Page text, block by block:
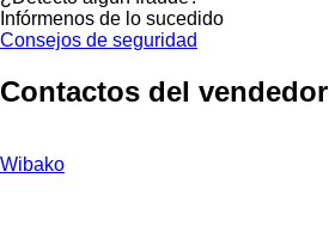
Infórmenos de lo sucedido
Consejos de seguridad
Contactos del vendedor
Wibako